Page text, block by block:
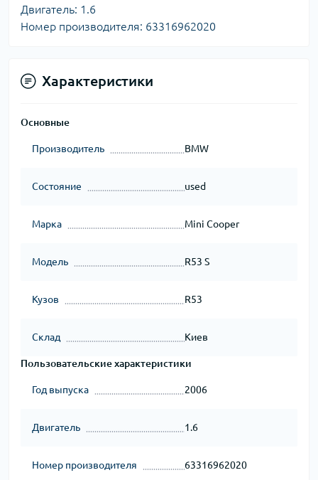
Двигатель: 1.6
Номер производителя: 63316962020
Характеристики
Основные
Производитель BMW
Состояние used
Марка Mini Cooper
Модель R53 S
Кузов R53
Склад Киев
Пользовательские характеристики
Год выпуска 2006
Двигатель 1.6
Номер производителя 63316962020